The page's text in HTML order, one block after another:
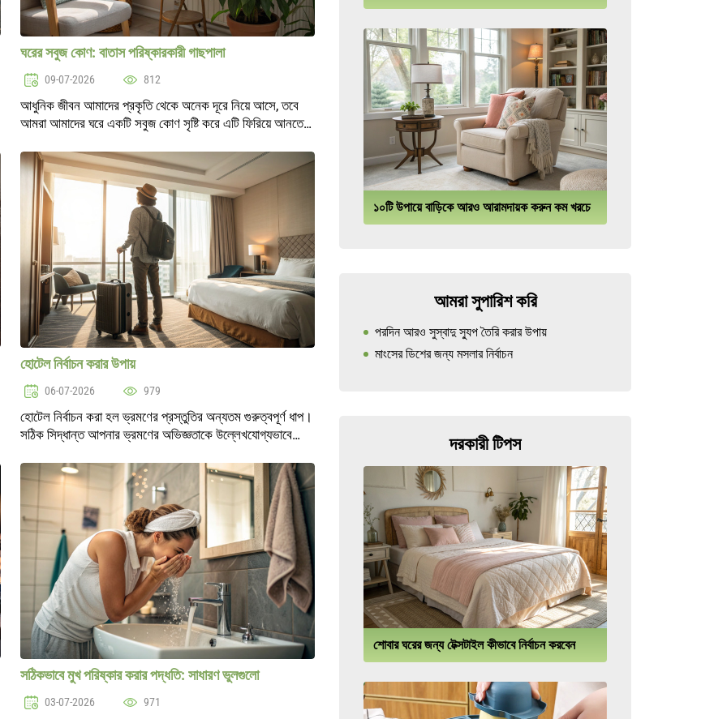
ঘরের সবুজ কোণ: বাতাস পরিষ্কারকারী গাছপালা
09-07-2026 812
আধুনিক জীবন আমাদের প্রকৃতি থেকে অনেক দূরে নিয়ে আসে, তবে
আমরা আমাদের ঘরে একটি সবুজ কোণ সৃষ্টি করে এটি ফিরিয়ে আনতে
ক্ষতিকারক পদার্থ থেকে বাতাস প..
হোটেল নির্বাচন করার উপায়
06-07-2026 979
হোটেল নির্বাচন করা হল ভ্রমণের প্রস্তুতির অন্যতম গুরুত্বপূর্ণ ধাপ।
সঠিক সিদ্ধান্ত আপনার ভ্রমণের অভিজ্ঞতাকে উল্লেখযোগ্যভাবে
নিবন্ধে আমরা কিছ..
সঠিকভাবে মুখ পরিষ্কার করার পদ্ধতি: সাধারণ ভুলগুলো
03-07-2026 971
১০টি উপায়ে বাড়িকে আরও আরামদায়ক করুন কম খরচে
আমরা সুপারিশ করি
পরদিন আরও সুস্বাদু স্যুপ তৈরি করার উপায়
মাংসের ডিশের জন্য মসলার নির্বাচন
দরকারী টিপস
শোবার ঘরের জন্য টেক্সটাইল কীভাবে নির্বাচন করবেন